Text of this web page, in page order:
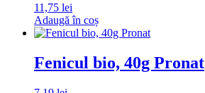
11,75 lei
Adaugă în coș
Fenicul bio, 40g Pronat